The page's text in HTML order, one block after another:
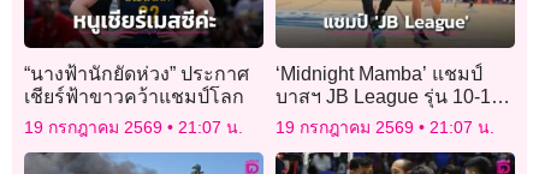
“นางฟ้านักยัดห่วง” ประกาศ
เชียร์ฟ้าขาวคว้าแชมป์โลก
19 กรกฎาคม 2569 21:07 น.
‘Midnight Mamba’ แชมป์
บาสฯ JB League รุ่น 10-11
ปี
19 กรกฎาคม 2569 21:07 น.